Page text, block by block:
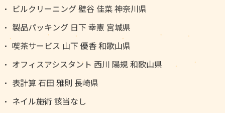
ビルクリーニング 壁谷 佳菜 神奈川県
製品パッキング 日下 幸憲 宮城県
喫茶サービス 山下 優香 和歌山県
オフィスアシスタント 西川 陽規 和歌山県
表計算 石田 雅則 長崎県
ネイル施術 該当なし